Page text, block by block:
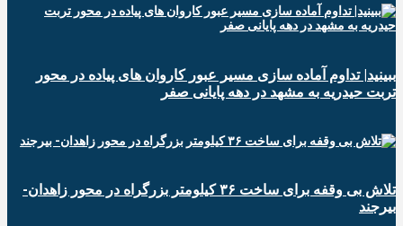
ببینید| تداوم آماده سازی مسیر عبور کاروان های پیاده در محور
تربت حیدریه به مشهد در دهه پایانی صفر
تلاش بی وقفه برای ساخت ۳۶ کیلومتر بزرگراه در محور زاهدان-
بیرجند